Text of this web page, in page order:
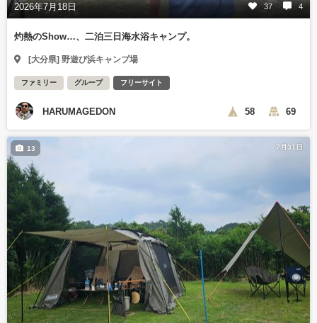
2026年7月18日 37 4
灼熱のShow…、二泊三日海水浴キャンプ。
[大分県] 野遊び浜キャンプ場
ファミリー グループ フリーサイト
HARUMAGEDON 58 69
7月31日
13